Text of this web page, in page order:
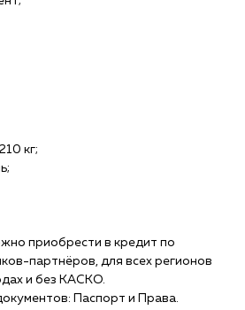
кг;
приобрести в кредит по
партнёров, для всех регионов
и без КАСКО.
Паспорт и Права.